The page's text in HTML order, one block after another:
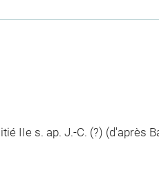
IIe s. ap. J.-C. (?) (d'après